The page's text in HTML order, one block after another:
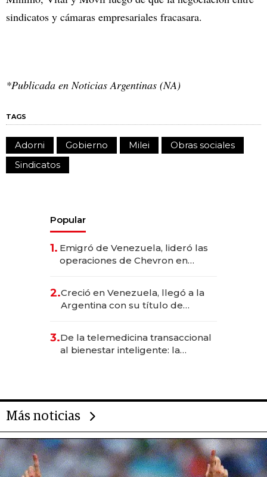
sindicatos y cámaras empresariales fracasara.
*Publicada en Noticias Argentinas (NA)
TAGS
Adorni Gobierno Milei
Obras sociales
Sindicatos
Popular
1. Emigró de Venezuela, lideró las
operaciones de Chevron en
2.Creció en Venezuela, llegó a la
Argentina con su título de
las marcas "fast premium"
3.De la telemedicina transaccional
al bienestar inteligente: la
Más noticias